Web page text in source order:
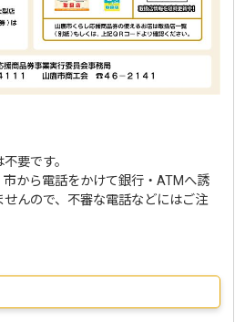
要です。
から電話をかけて銀行・ATMへ誘
んので、不審な電話などにはご注